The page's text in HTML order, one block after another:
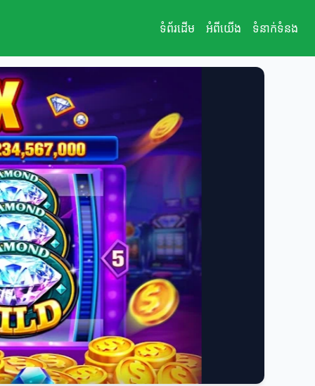
ទំព័រដើម អំពីយើង ទំនាក់ទំនង